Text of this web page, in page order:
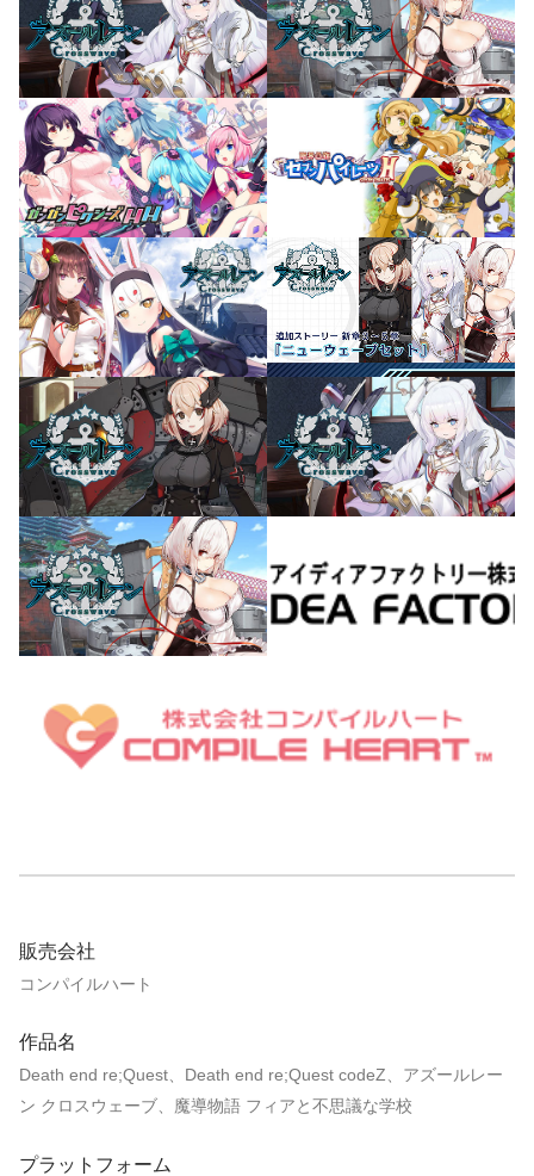
販売会社
コンパイルハート
作品名
Death end re;Quest、Death end re;Quest codeZ、アズールレー
ン クロスウェーブ、魔導物語 フィアと不思議な学校
プラットフォーム